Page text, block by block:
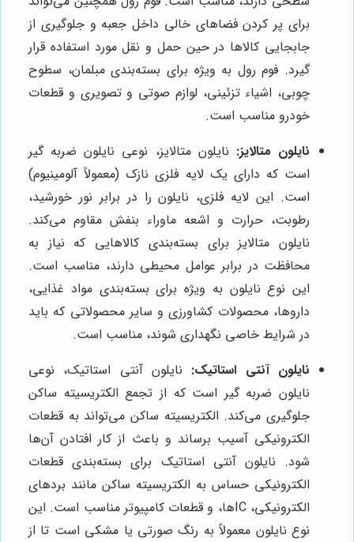
برای پر کردن فضاهای خالی داخل جعبه و جلوگیری از
جابجایی کالاها در حین حمل و نقل مورد استفاده قرار
گیرد. فوم رول به ویژه برای بسته‌بندی مبلمان، سطوح
چوبی، اشیاء تزئینی، لوازم صوتی و تصویری و قطعات
خودرو مناسب است.
نایلون متالایز: نایلون متالایز، نوعی نایلون ضربه گیر
است که دارای یک لایه فلزی نازک (معمولاً آلومینیوم)
است. این لایه فلزی، نایلون را در برابر نور خورشید،
رطوبت، حرارت و اشعه ماوراء بنفش مقاوم می‌کند.
نایلون متالایز برای بسته‌بندی کالاهایی که نیاز به
محافظت در برابر عوامل محیطی دارند، مناسب است.
این نوع نایلون به ویژه برای بسته‌بندی مواد غذایی،
داروها، محصولات کشاورزی و سایر محصولاتی که باید
در شرایط خاصی نگهداری شوند، مناسب است.
نایلون آنتی استاتیک: نایلون آنتی استاتیک، نوعی
نایلون ضربه گیر است که از تجمع الکتریسیته ساکن
جلوگیری می‌کند. الکتریسیته ساکن می‌تواند به قطعات
الکترونیکی آسیب برساند و باعث از کار افتادن آن‌ها
شود. نایلون آنتی استاتیک برای بسته‌بندی قطعات
الکترونیکی حساس به الکتریسیته ساکن مانند بردهای
الکترونیکی، ICها، و قطعات کامپیوتر مناسب است. این
نوع نایلون معمولاً به رنگ صورتی یا مشکی است تا از